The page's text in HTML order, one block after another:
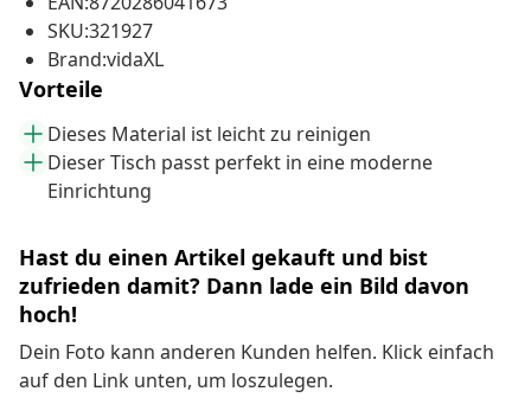
SKU:321927
Brand:vidaXL
Vorteile
Dieses Material ist leicht zu reinigen
Dieser Tisch passt perfekt in eine moderne
Einrichtung
Hast du einen Artikel gekauft und bist
zufrieden damit? Dann lade ein Bild davon
hoch!
Dein Foto kann anderen Kunden helfen. Klick einfach
auf den Link unten, um loszulegen.